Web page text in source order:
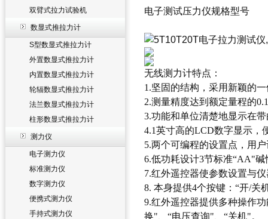
双臂式拉力试验机
数显式推拉力计
S型数显式推拉力计
外置数显式推拉力计
内置数显式推拉力计
轮辐数显式推拉力计
法兰数显式推拉力计
柱形数显式推拉力计
测力仪
电子测力仪
标准测力仪
数字测力仪
便携式测力仪
手持式测力仪
电子测试压力仪规格型号
无线测力计特点：
1.坚固的结构，采用新颖的
2.测量精度达到额定量程的
3.功能和单位清楚地显示在
4.1英寸高的LCD数字显示
5.两个可编程的设置点，用
6.低功耗设计3节标准“AA"
7.红外遥控器使参数设置与
8. 本身提供4个按键：“开/关
9.红外遥控器提供多种操作
换"、“电压查询"、“关机"。